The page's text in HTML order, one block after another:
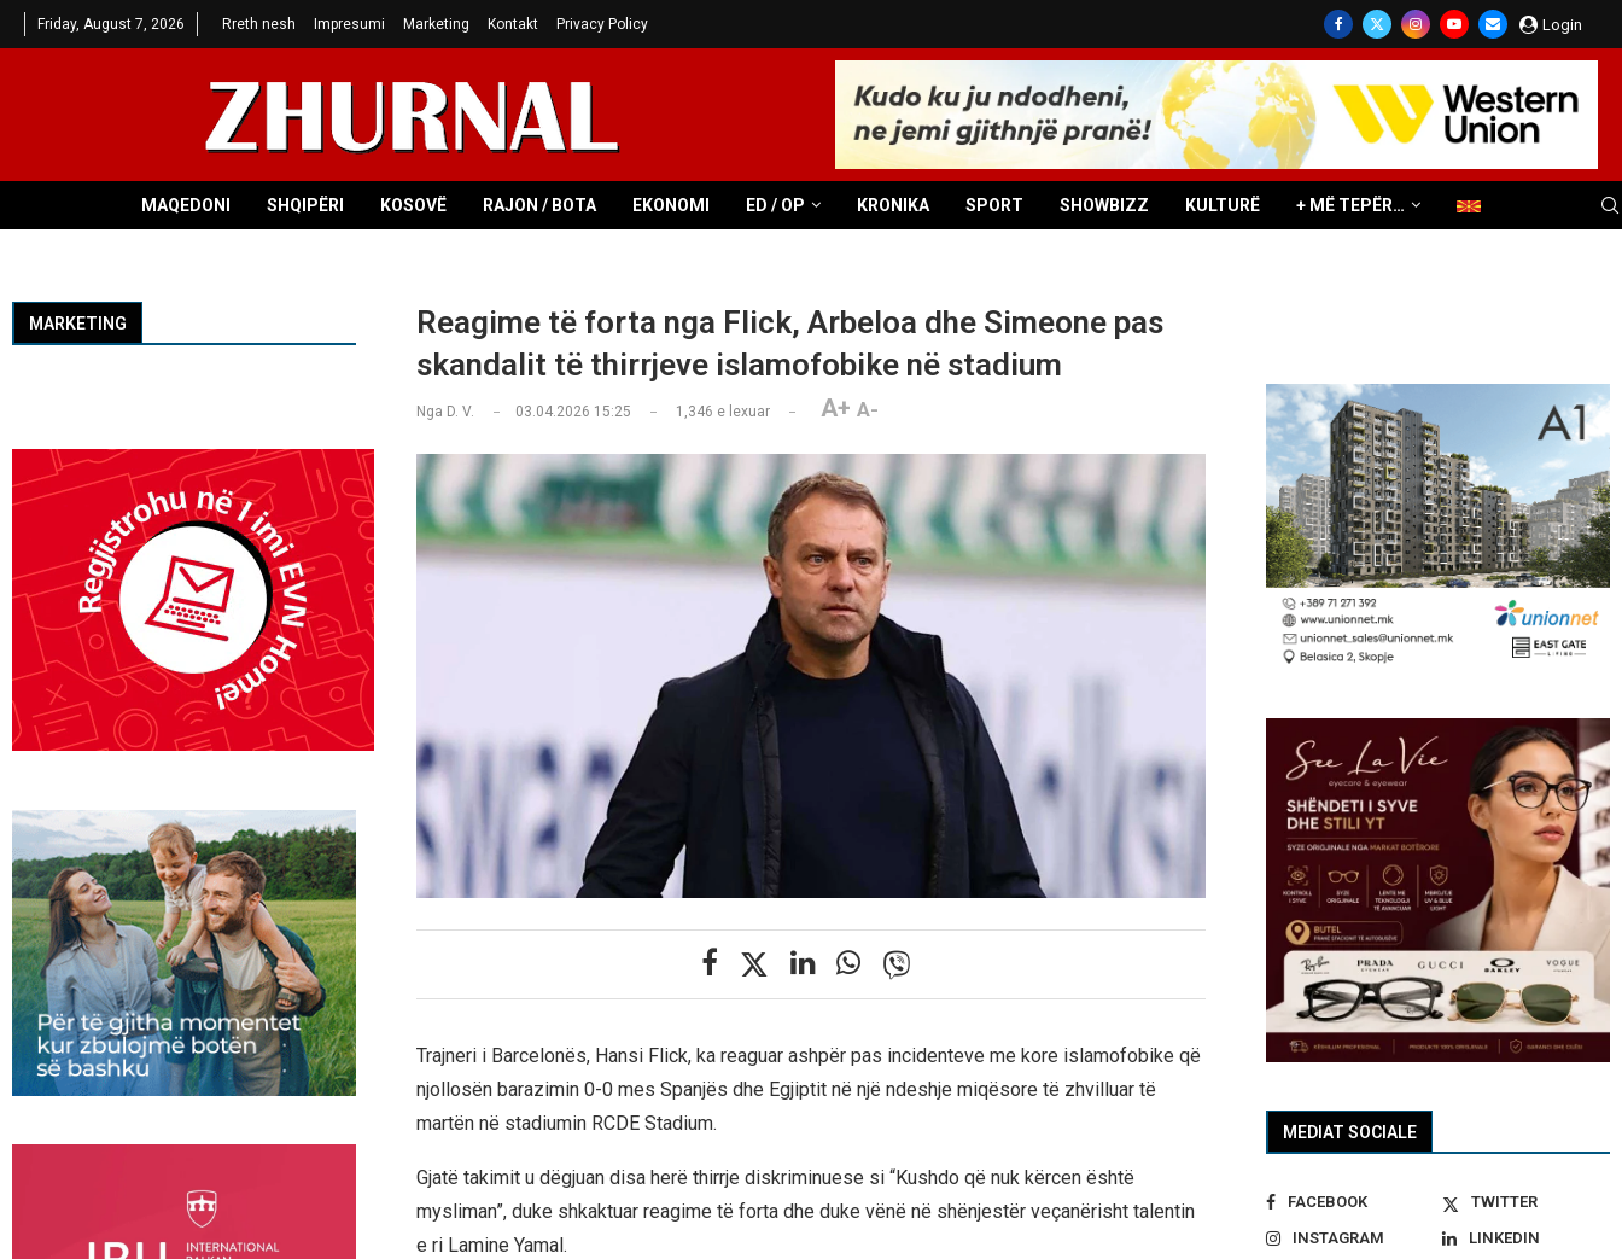
Friday, August 7, 2026 Rreth nesh Impresumi Marketing Kontakt Privacy Policy Login
MAQEDONI SHQIPËRI KOSOVË RAJON / BOTA EKONOMI ED / OP KRONIKA SPORT SHOWBIZZ KULTURË + MË TEPËR…
Reagime të forta nga Flick, Arbeloa dhe Simeone pas
skandalit të thirrjeve islamofobike në stadium
Nga D. V. 03.04.2026 15:25 1,346 e lexuar A+ A-
Trajneri i Barcelonës, Hansi Flick, ka reaguar ashpër pas incidenteve me kore islamofobike që
njollosën barazimin 0-0 mes Spanjës dhe Egjiptit në një ndeshje miqësore të zhvilluar të
martën në stadiumin RCDE Stadium.
Gjatë takimit u dëgjuan disa herë thirrje diskriminuese si “Kushdo që nuk kërcen është
mysliman”, duke shkaktuar reagime të forta dhe duke vënë në shënjestër veçanërisht talentin
e ri Lamine Yamal.
MEDIAT SOCIALE
FACEBOOK
TWITTER
INSTAGRAM
LINKEDIN
MARKETING